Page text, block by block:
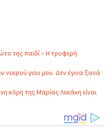
της παιδί – Η τρυφερή
νεκpού γιου μου. Δεν έγινα ξανά
κόρη της Μαρίας Λεκάκη είναι